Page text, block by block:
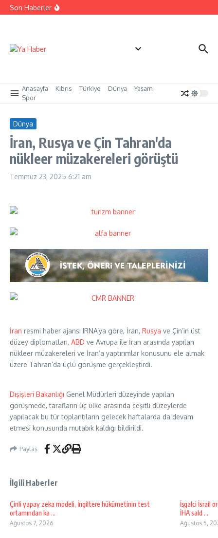
İçeriğe atla
Son Haberler
Anasayfa Kıbrıs Türkiye Dünya
Yaşam
Spor
Dünya
İran, Rusya ve Çin Tahran'da
nükleer müzakereleri görüştü
Temmuz 23, 2025 6:21 am
İran resmi haber ajansı IRNA’ya göre, İran, Rusya ve Çin’in üst
düzey diplomatları, ABD ve Avrupa ile İran arasında yapılan
nükleer müzakereleri ve İran’a yaptırımlar konusunu ele almak
üzere Tahran’da üçlü görüşme gerçekleştirdi.
Dışişleri Bakanlığı Genel Müdürleri düzeyinde yapılan
görüşmede, tarafların üç ülke arasında çeşitli düzeylerde
yapılacak bu tür toplantıların gelecek haftalarda da devam
etmesi konusunda mutabık kaldığı bildirildi.
Paylaş
İlgili Haberler
Çinli yapay zeka modeli, İngiltere hükümetinin test
ortamından ka ...
Ağustos 7, 2026
İşgalci İsrail
İHA sald ...
Ağustos 5,